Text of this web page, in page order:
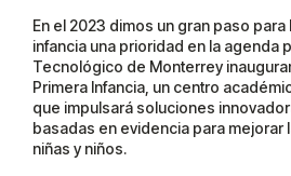
En el 2023 dimos un gran paso
infancia una prioridad en la agenda
Tecnológico de Monterrey
Primera Infancia, un centro
que impulsará soluciones
basadas en evidencia para mejorar
niñas y niños.